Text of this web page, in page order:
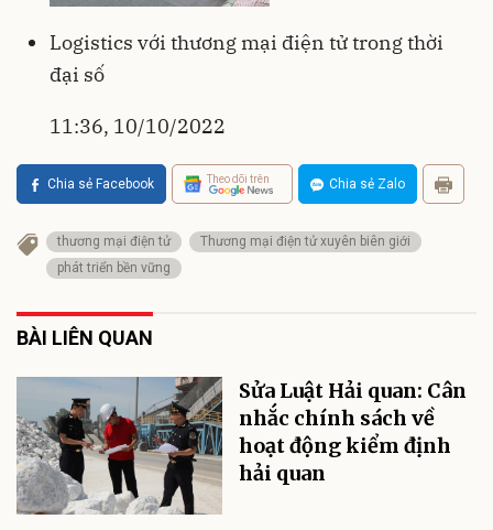
Logistics với thương mại điện tử trong thời
đại số
11:36, 10/10/2022
Chia sẻ Facebook Theo dõi trên Chia sẻ Zalo
thương mại điện tử
Thương mại điện tử xuyên biên giới
phát triển bền vững
BÀI LIÊN QUAN
Sửa Luật Hải quan: Cân
nhắc chính sách về
hoạt động kiểm định
hải quan